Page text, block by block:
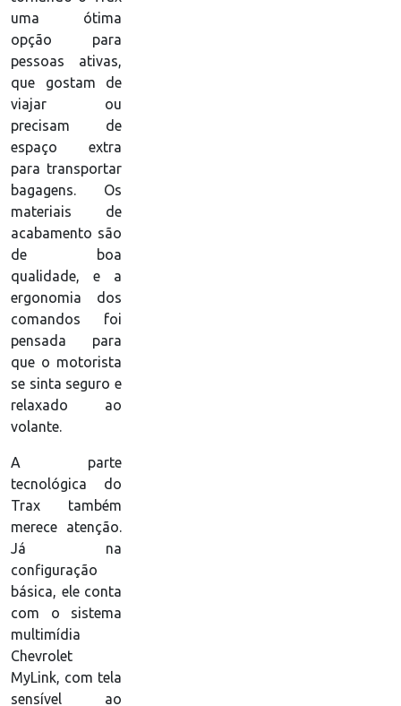
uma ótima
opção para
pessoas ativas,
que gostam de
viajar ou
precisam de
espaço extra
para transportar
bagagens. Os
materiais de
acabamento são
de boa
qualidade, e a
ergonomia dos
comandos foi
pensada para
que o motorista
se sinta seguro e
relaxado ao
volante.
A parte
tecnológica do
Trax também
merece atenção.
Já na
configuração
básica, ele conta
com o sistema
multimídia
Chevrolet
MyLink, com tela
sensível ao